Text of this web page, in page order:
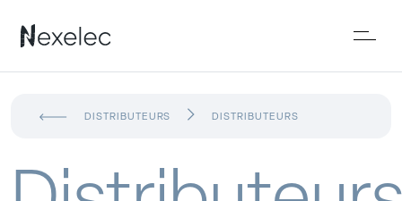
DISTRIBUTEURS DISTRIBUTEURS